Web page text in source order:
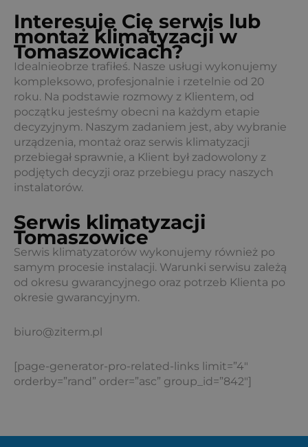
Interesuje Cię serwis lub
montaż klimatyzacji w
Tomaszowicach?
Idealnieobrze trafiłeś. Nasze usługi wykonujemy
kompleksowo, profesjonalnie i rzetelnie od 20
roku. Na podstawie rozmowy z Klientem, od
początku jesteśmy obecni na każdym etapie
decyzyjnym. Naszym zadaniem jest, aby wybranie
urządzenia, montaż oraz serwis klimatyzacji
przebiegał sprawnie, a Klient był zadowolony z
podjętych decyzji oraz przebiegu pracy naszych
instalatorów.
Serwis klimatyzacji
Tomaszowice
Serwis klimatyzatorów wykonujemy również po
samym procesie instalacji. Warunki serwisu zależą
od okresu gwarancyjnego oraz potrzeb Klienta po
okresie gwarancyjnym.
biuro@ziterm.pl
[page-generator-pro-related-links limit=”4″
orderby=”rand” order=”asc” group_id=”842″]